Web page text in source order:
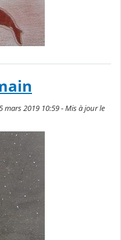
mars 2019 10:59 - Mis à jour le